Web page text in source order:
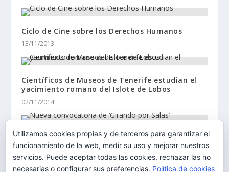
Ciclo de Cine sobre los Derechos Humanos
13/11/2013
Científicos de Museos de Tenerife estudian el
yacimiento romano del Islote de Lobos
02/11/2014
Nueva convocatoria de ‘Girando por Salas’
27/06/2017
Utilizamos cookies propias y de terceros para garantizar el
funcionamiento de la web, medir su uso y mejorar nuestros
servicios. Puede aceptar todas las cookies, rechazar las no
necesarias o configurar sus preferencias. Política de cookies